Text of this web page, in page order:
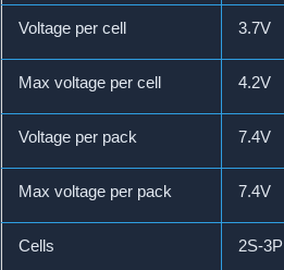
Voltage per cell 3.7V
Max voltage per cell 4.2V
Voltage per pack 7.4V
Max voltage per pack 7.4V
Cells 2S-3P